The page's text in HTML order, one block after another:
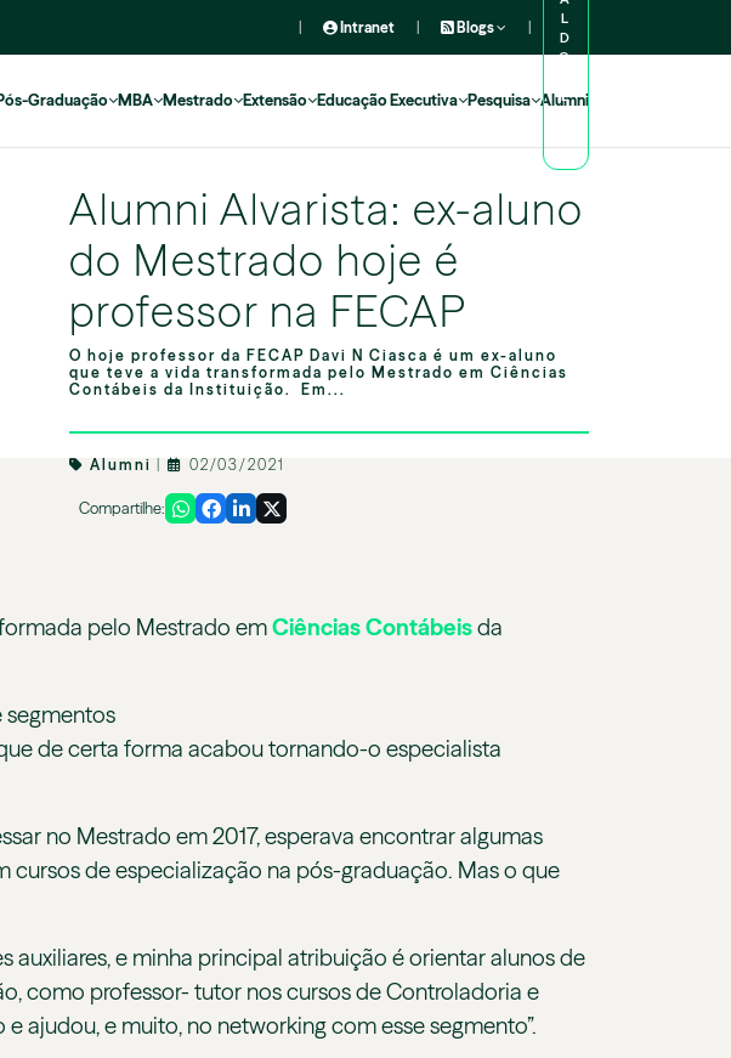
| Intranet | Blogs |
L
D
O
L
O
Graduação MBA Mestrado Extensão Educação Executiva Pesquisa Alumni
Alumni Alvarista: ex-aluno
do Mestrado hoje é
professor na FECAP
O hoje professor da FECAP Davi N Ciasca é um ex-aluno
que teve a vida transformada pelo Mestrado em Ciências
Contábeis da Instituição. Em...
Alumni 02/03/2021
Compartilhe:
pelo Mestrado emCiências Contábeisda
segmentos
de certa forma acabou tornando-o especialista
no Mestrado em 2017, esperava encontrar algumas
de especialização na pós-graduação. Mas o que
auxiliares, e minha principal atribuição é orientar alunos de
como professor- tutor nos cursos de Controladoria e
ajudou, e muito, no networking com esse segmento”.